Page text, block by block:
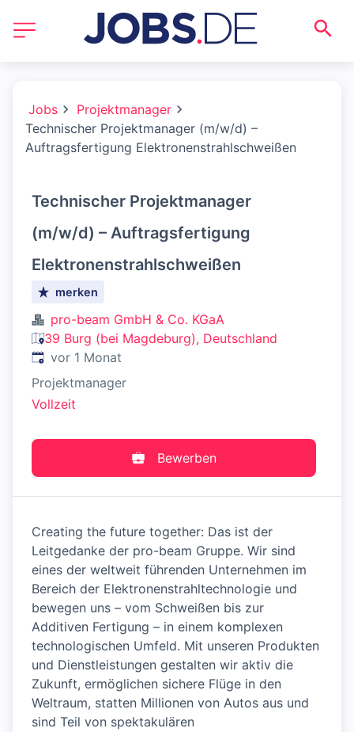
Jobs
Projektmanager
Technischer Projektmanager (m/w/d) –
Auftragsfertigung Elektronenstrahlschweißen
Technischer Projektmanager
(m/w/d) – Auftragsfertigung
Elektronenstrahlschweißen
merken
pro-beam GmbH & Co. KGaA
39 Burg (bei Magdeburg), Deutschland
Veröffentlicht:
vor 1 Monat
Projektmanager
Vollzeit
Bewerben
Creating the future together: Das ist der
Leitgedanke der pro-beam Gruppe. Wir sind
eines der weltweit führenden Unternehmen im
Bereich der Elektronenstrahltechnologie und
bewegen uns – vom Schweißen bis zur
Additiven Fertigung – in einem komplexen
technologischen Umfeld. Mit unseren Produkten
und Dienstleistungen gestalten wir aktiv die
Zukunft, ermöglichen sichere Flüge in den
Weltraum, statten Millionen von Autos aus und
sind Teil von spektakulären